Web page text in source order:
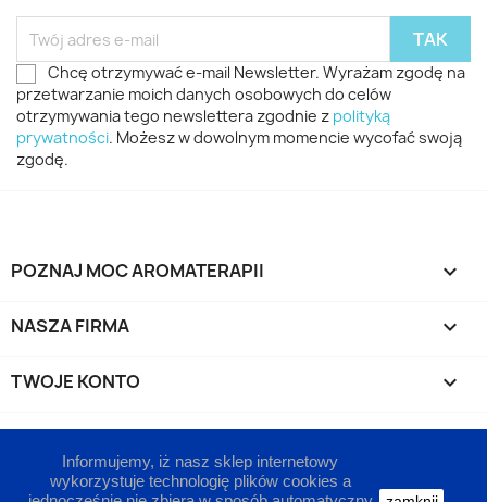
Informujemy, iż nasz sklep internetowy
wykorzystuje technologię plików cookies a
Chcę otrzymywać e-mail Newsletter. Wyrażam zgodę na
przetwarzanie moich danych osobowych do celów
otrzymywania tego newslettera zgodnie z polityką
prywatności. Możesz w dowolnym momencie wycofać swoją
zgodę.
POZNAJ MOC AROMATERAPII 
NASZA FIRMA 
TWOJE KONTO 
INFORMACJA O SKLEPIE keyboard_arrow_down